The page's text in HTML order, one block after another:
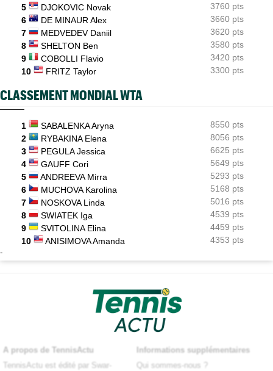
5
DJOKOVIC Novak
3760 pts
6
DE MINAUR Alex
3660 pts
7
MEDVEDEV Daniil
3620 pts
8
SHELTON Ben
3580 pts
9
COBOLLI Flavio
3420 pts
10
FRITZ Taylor 3300 pts
CLASSEMENT MONDIAL WTA
1 SABALENKA Aryna
8550 pts
2
RYBAKINA Elena
8056 pts
3
PEGULA Jessica
6625 pts
4
GAUFF Cori
5649 pts
5
ANDREEVA Mirra
5293 pts
6
MUCHOVA Karolina
5168 pts
7
NOSKOVA Linda
5016 pts
8
SWIATEK Iga
4539 pts
9
SVITOLINA Elina
4459 pts
10
ANISIMOVA Amanda 4353 pts
-
A propos de TennisActu
TennisActu est édité par Swar-
Informations supplémentaires
Qui sommes-nous ?